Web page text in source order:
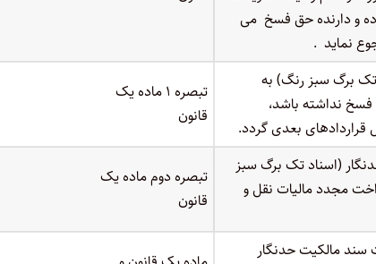
و دارنده حق فسخ می
نماید .
برگ سبز رنگ) به
نداشته باشد،
بعدی گردد.
تبصره ۱ ماده یک
قانون
(اسناد تک برگ سبز
مجدد مالیات نقل و
تبصره دوم ماده یک
قانون
مالکیت حدنگار